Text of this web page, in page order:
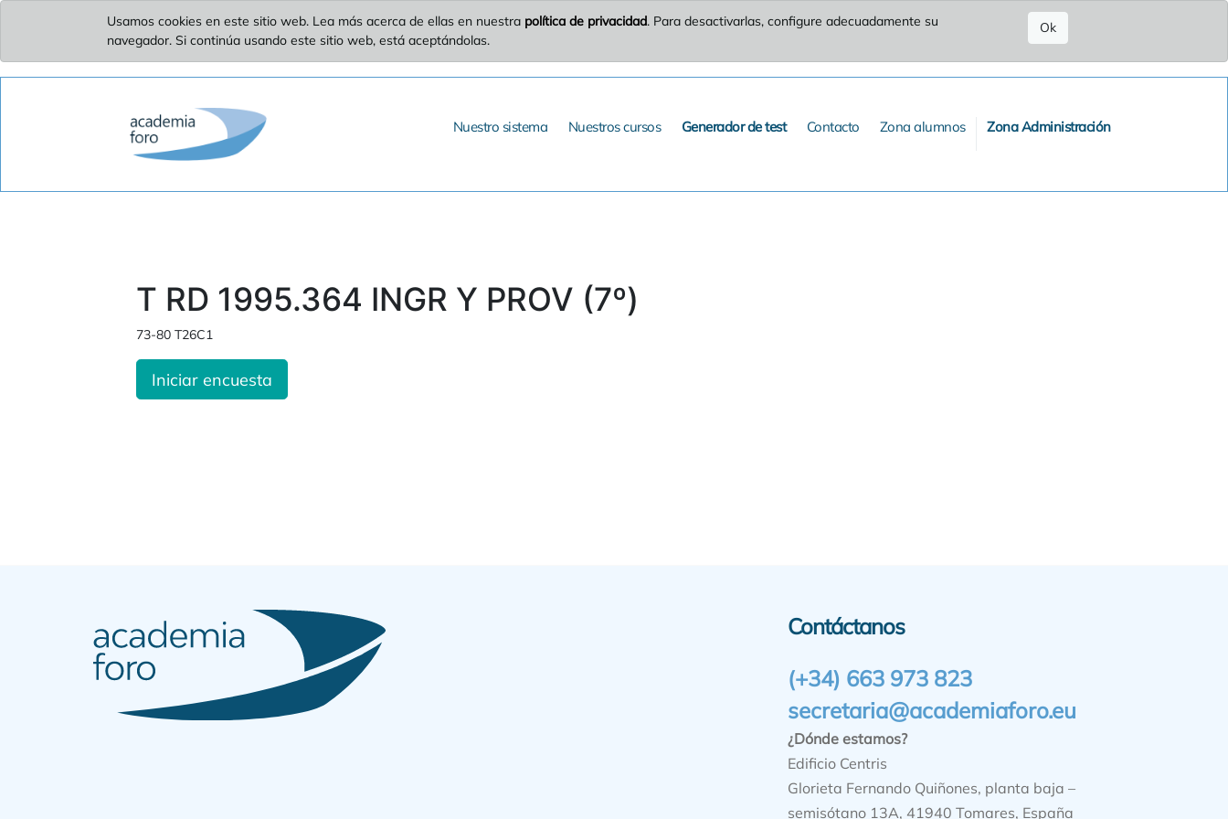
Usamos cookies en este sitio web. Lea más acerca de ellas en nuestra política de privacidad. Para desactivarlas, configure adecuadamente su
navegador. Si continúa usando este sitio web, está aceptándolas.
Ok
Nuestro sistema Nuestros cursos Generador de test Contacto Zona alumnos Zona Administración
T RD 1995.364 INGR Y PROV (7º)
73-80 T26C1
Iniciar encuesta
Contáctanos
(+34) 663 973 823
secretaria@academiaforo.eu
¿Dónde estamos?
Edificio Centris
Glorieta Fernando Quiñones, planta baja –
semisótano 13A, 41940 Tomares, España